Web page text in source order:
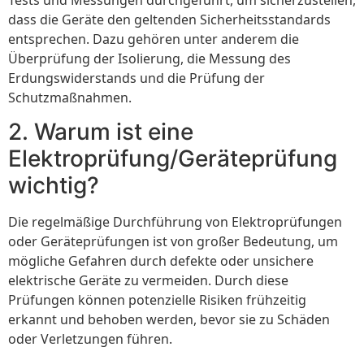
dass die Geräte den geltenden Sicherheitsstandards
entsprechen. Dazu gehören unter anderem die
Überprüfung der Isolierung, die Messung des
Erdungswiderstands und die Prüfung der
Schutzmaßnahmen.
2. Warum ist eine
Elektroprüfung/Geräteprüfung
wichtig?
Die regelmäßige Durchführung von Elektroprüfungen
oder Geräteprüfungen ist von großer Bedeutung, um
mögliche Gefahren durch defekte oder unsichere
elektrische Geräte zu vermeiden. Durch diese
Prüfungen können potenzielle Risiken frühzeitig
erkannt und behoben werden, bevor sie zu Schäden
oder Verletzungen führen.